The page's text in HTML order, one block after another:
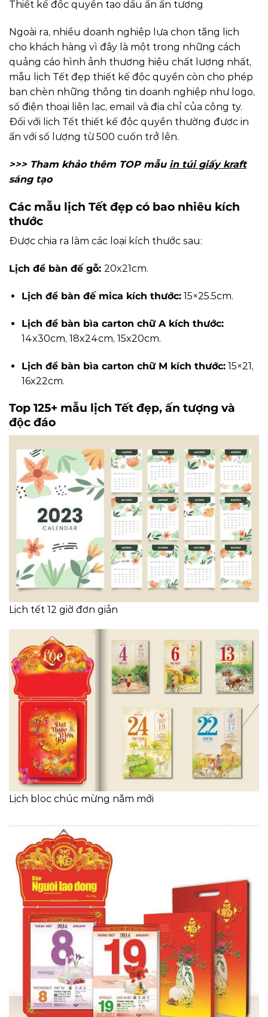
Thiết kế độc quyền tạo dấu ấn ấn tượng
Ngoài ra, nhiều doanh nghiệp lựa chọn tặng lịch
cho khách hàng vì đây là một trong những cách
quảng cáo hình ảnh thương hiệu chất lượng nhất,
mẫu lịch Tết đẹp thiết kế độc quyền còn cho phép
bạn chèn những thông tin doanh nghiệp như logo,
số điện thoại liên lạc, email và địa chỉ của công ty.
Đối với lịch Tết thiết kế độc quyền thường được in
ấn với số lượng từ 500 cuốn trở lên.
>>> Tham khảo thêm TOP mẫu in túi giấy kraft
sáng tạo
Các mẫu lịch Tết đẹp có bao nhiêu kích
thước
Được chia ra làm các loại kích thước sau:
Lịch để bàn đế gỗ: 20x21cm.
Lịch để bàn đế mica kích thước:15×25.5cm.
Lịch để bàn bìa carton chữ A kích thước:
14x30cm, 18x24cm, 15x20cm.
Lịch để bàn bìa carton chữ M kích thước:15×21,
16x22cm.
Top 125+ mẫu lịch Tết đẹp, ấn tượng và
độc đáo
Lịch tết 12 giờ đơn giản
Lịch bloc chúc mừng năm mới